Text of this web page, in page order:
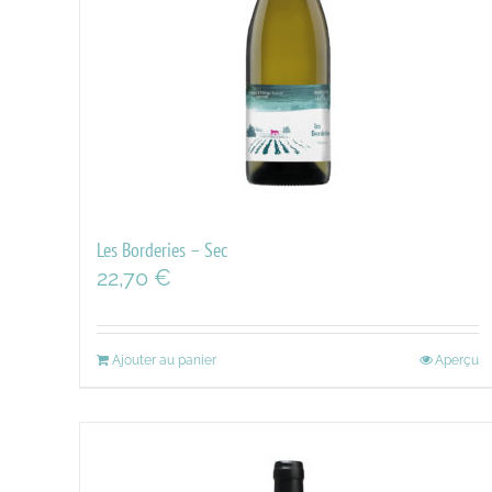
Les Borderies – Sec
22,70 €
Ajouter au panier Aperçu